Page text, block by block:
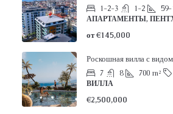
1-2-3 1-2 59-
АПАРТАМЕНТЫ,
от€145,000
Роскошная вилла с
7 8 700 m²
ВИЛЛА
€2,500,000